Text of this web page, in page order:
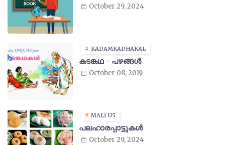
October 29, 2024
KADAMKADHAKAL
കടങ്കഥ - പഴങ്ങൾ
October 08, 2019
MAL1 U5
പലഹാരപ്പാട്ടുകൾ
October 29, 2024